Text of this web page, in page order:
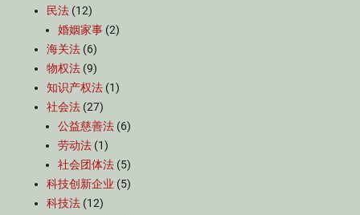
民法 (12)
婚姻家事 (2)
海关法 (6)
物权法 (9)
知识产权法 (1)
社会法 (27)
公益慈善法 (6)
劳动法 (1)
社会团体法 (5)
科技创新企业 (5)
科技法 (12)